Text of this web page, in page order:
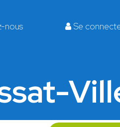
nous Se